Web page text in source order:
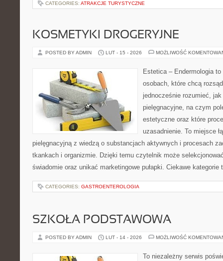
CATEGORIES: ATRAKCJE TURYSTYCZNE
KOSMETYKI DROGERYJNE
POSTED BY ADMIN LUT - 15 - 2026 MOŻLIWOŚĆ
Estetica – Endermologia
osobach, które chcą
jednocześnie rozumieć, jak
pielęgnacyjne, na czym
estetyczne oraz które
uzasadnienie. To miejsce
pielęgnacyjną z wiedzą o substancjach aktywnych i procesach
tkankach i organizmie. Dzięki temu czytelnik może
świadomie oraz unikać marketingowe pułapki. Ciekawe
CATEGORIES: GASTROENTEROLOGIA
SZKOŁA PODSTAWOWA
POSTED BY ADMIN LUT - 14 - 2026 MOŻLIWOŚĆ
To niezależny serwis